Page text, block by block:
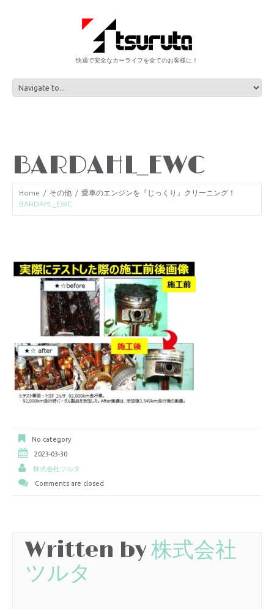
快適で安全なカーライフを全てのお客様に！
BARDAHL_EWC
Home その他
愛車のエンジンを『じっくり』クリーニング！
BARDAHL_EWC
No category
2023-03-30
株式会社ツルタ
Comments are closed
Written by株式会社
ツルタ